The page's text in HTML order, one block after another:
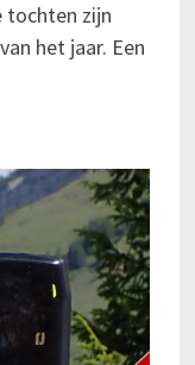
tochten zijn
het jaar. Een